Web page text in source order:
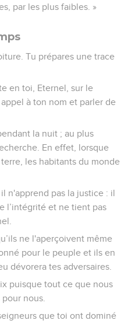
par les plus faibles. »
Tu prépares une trace
en toi, Eternel, sur le
à ton nom et parler de
la nuit ; au plus
En effet, lorsque
les habitants du monde
n'apprend pas la justice : il
l’intégrité et ne tient pas
ne l'aperçoivent même
pour le peuple et ils en
dévorera tes adversaires.
puisque tout ce que nous
nous.
que toi ont dominé